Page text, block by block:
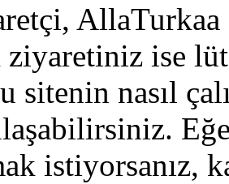
ziyaretiniz ise
sitenin nasıl
istiyorsanız,